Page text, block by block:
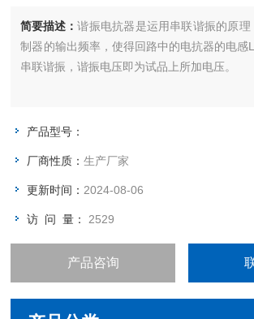
简要描述：谐振电抗器是运用串联谐振的原
制器的输出频率，使得回路中的电抗器的电感
串联谐振，谐振电压即为试品上所加电压。
产品型号：
厂商性质：生产厂家
更新时间： 2024-08-06
访 问 量： 2529
产品咨询